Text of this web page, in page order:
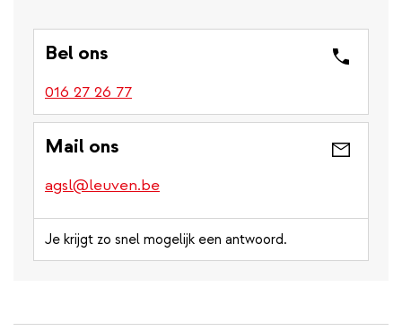
Bel ons
016 27 26 77
Mail ons
agsl@leuven.be
Je krijgt zo snel mogelijk een antwoord.